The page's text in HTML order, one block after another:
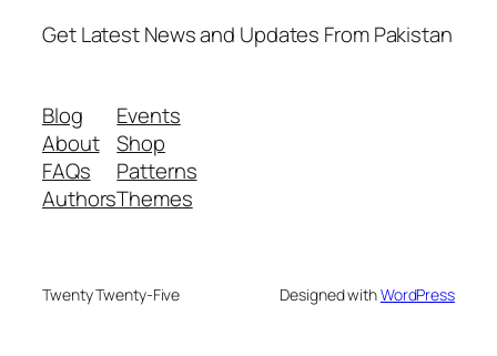
Get Latest News and Updates From Pakistan
Blog
About
FAQs
Authors
Events
Shop
Patterns
Themes
Twenty Twenty-Five Designed withWordPress